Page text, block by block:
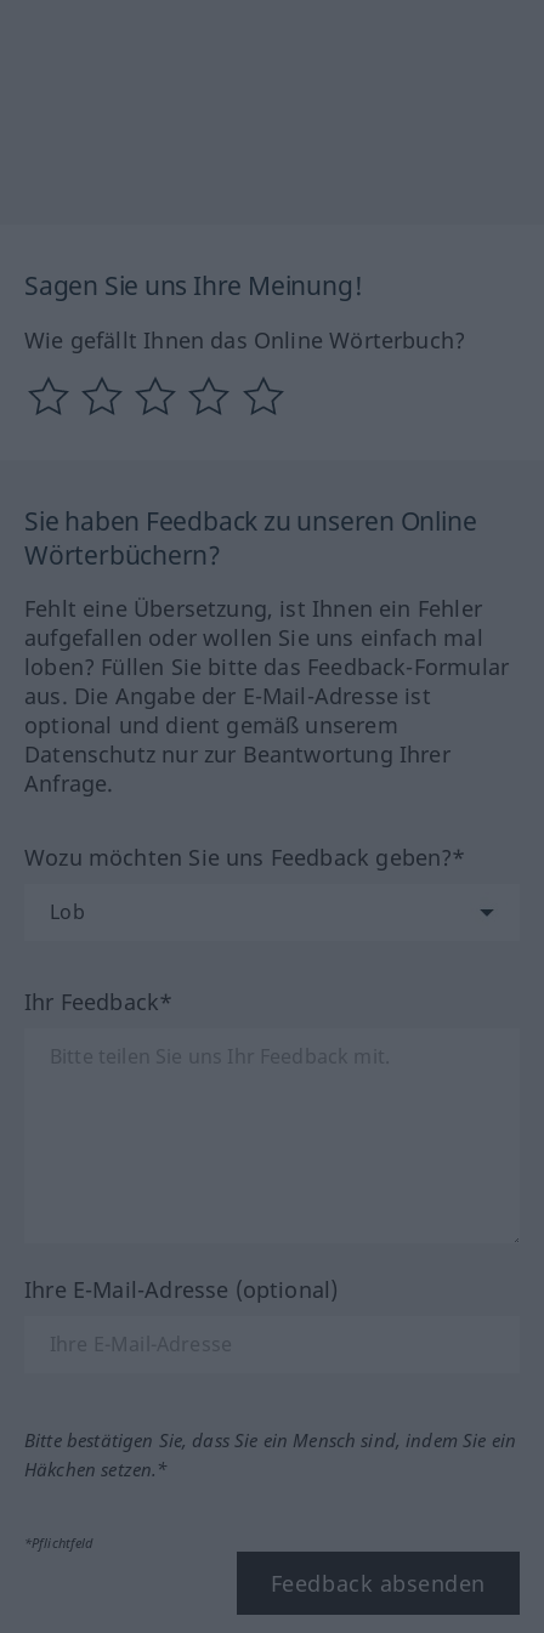
Sagen Sie uns Ihre Meinung!
Wie gefällt Ihnen das Online Wörterbuch?
Sie haben Feedback zu unseren Online
Wörterbüchern?
Fehlt eine Übersetzung, ist Ihnen ein Fehler
aufgefallen oder wollen Sie uns einfach mal
loben? Füllen Sie bitte das Feedback-Formular
aus. Die Angabe der E-Mail-Adresse ist
optional und dient gemäß unserem
Datenschutz nur zur Beantwortung Ihrer
Anfrage.
Wozu möchten Sie uns Feedback geben?*
Ihr Feedback*
Ihre E-Mail-Adresse (optional)
Bitte bestätigen Sie, dass Sie ein Mensch sind, indem Sie ein
Häkchen setzen.*
*Pflichtfeld
Feedback absenden